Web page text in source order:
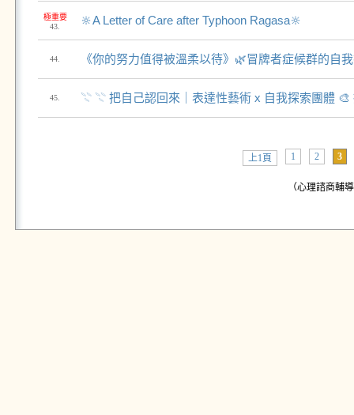
極重要
43.
🔆A Letter of Care after Typhoon Ragasa🔆
44. 《你的努力值得被溫柔以待》🌿冒牌者症候群的自
45. 𓇢 𓇢 把自己認回來｜表達性藝術 x 自我探索團體 🎨
上1頁 1 2 3
（心理諮商輔